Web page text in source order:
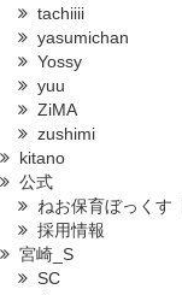
tachiiii
yasumichan
Yossy
yuu
ZiMA
zushimi
kitano
公式
ねお保育ぼっくす
採用情報
宮崎_S
SC